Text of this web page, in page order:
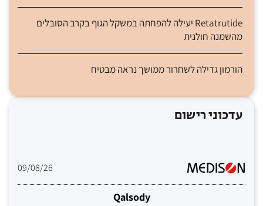
Retatrutide יעילה להפחתה במשקל הגוף בקרב הסובלים
מהשמנה חולנית
הורמון גדילה לשחרור ממושך נראה מבטיח
עדכוני רישום
09/08/26
Qalsody